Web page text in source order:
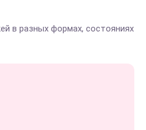
в разных формах, состояниях